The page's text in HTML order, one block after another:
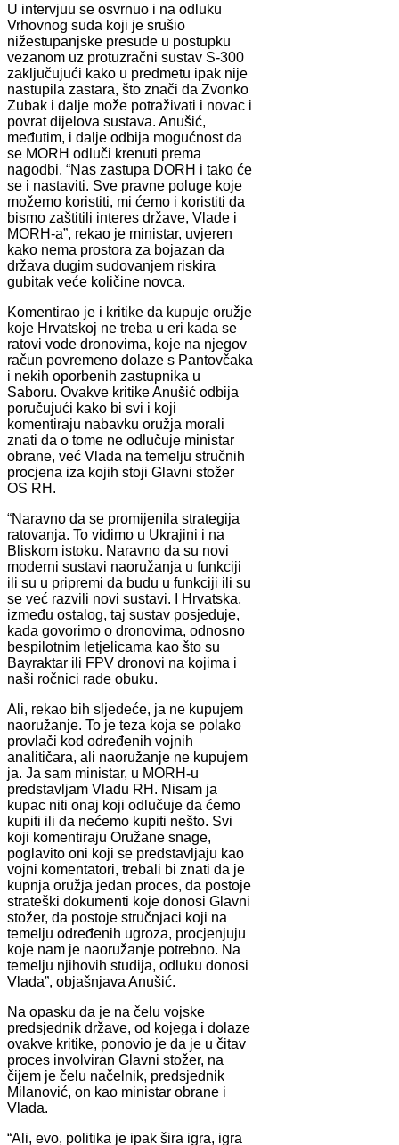
U intervjuu se osvrnuo i na odluku
Vrhovnog suda koji je srušio
nižestupanjske presude u postupku
vezanom uz protuzračni sustav S-300
zaključujući kako u predmetu ipak nije
nastupila zastara, što znači da Zvonko
Zubak i dalje može potraživati i novac i
povrat dijelova sustava. Anušić,
međutim, i dalje odbija mogućnost da
se MORH odluči krenuti prema
nagodbi. “Nas zastupa DORH i tako će
se i nastaviti. Sve pravne poluge koje
možemo koristiti, mi ćemo i koristiti da
bismo zaštitili interes države, Vlade i
MORH-a”, rekao je ministar, uvjeren
kako nema prostora za bojazan da
država dugim sudovanjem riskira
gubitak veće količine novca.
Komentirao je i kritike da kupuje oružje
koje Hrvatskoj ne treba u eri kada se
ratovi vode dronovima, koje na njegov
račun povremeno dolaze s Pantovčaka
i nekih oporbenih zastupnika u
Saboru. Ovakve kritike Anušić odbija
poručujući kako bi svi i koji
komentiraju nabavku oružja morali
znati da o tome ne odlučuje ministar
obrane, već Vlada na temelju stručnih
procjena iza kojih stoji Glavni stožer
OS RH.
“Naravno da se promijenila strategija
ratovanja. To vidimo u Ukrajini i na
Bliskom istoku. Naravno da su novi
moderni sustavi naoružanja u funkciji
ili su u pripremi da budu u funkciji ili su
se već razvili novi sustavi. I Hrvatska,
između ostalog, taj sustav posjeduje,
kada govorimo o dronovima, odnosno
bespilotnim letjelicama kao što su
Bayraktar ili FPV dronovi na kojima i
naši ročnici rade obuku.
Ali, rekao bih sljedeće, ja ne kupujem
naoružanje. To je teza koja se polako
provlači kod određenih vojnih
analitičara, ali naoružanje ne kupujem
ja. Ja sam ministar, u MORH-u
predstavljam Vladu RH. Nisam ja
kupac niti onaj koji odlučuje da ćemo
kupiti ili da nećemo kupiti nešto. Svi
koji komentiraju Oružane snage,
poglavito oni koji se predstavljaju kao
vojni komentatori, trebali bi znati da je
kupnja oružja jedan proces, da postoje
strateški dokumenti koje donosi Glavni
stožer, da postoje stručnjaci koji na
temelju određenih ugroza, procjenjuju
koje nam je naoružanje potrebno. Na
temelju njihovih studija, odluku donosi
Vlada”, objašnjava Anušić.
Na opasku da je na čelu vojske
predsjednik države, od kojega i dolaze
ovakve kritike, ponovio je da je u čitav
proces involviran Glavni stožer, na
čijem je čelu načelnik, predsjednik
Milanović, on kao ministar obrane i
Vlada.
“Ali, evo, politika je ipak šira igra, igra